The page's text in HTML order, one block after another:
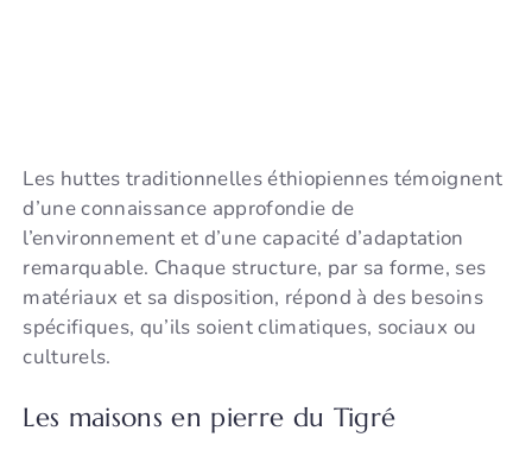
Les huttes traditionnelles éthiopiennes témoignent
d’une connaissance approfondie de
l’environnement et d’une capacité d’adaptation
remarquable. Chaque structure, par sa forme, ses
matériaux et sa disposition, répond à des besoins
spécifiques, qu’ils soient climatiques, sociaux ou
culturels.
Les maisons en pierre du Tigré